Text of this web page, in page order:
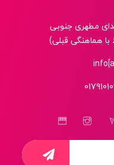
مطهری جنوبی
هماهنگی قبلی)